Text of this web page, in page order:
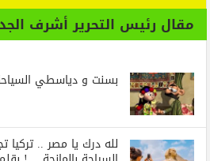
مقال رئيس التحرير أشرف
بسنت و دياسطي
لله درك يا مصر ..